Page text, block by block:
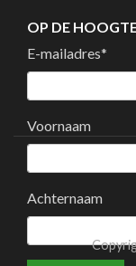
OP DE
E-mailadres*
Voornaam
Achternaam